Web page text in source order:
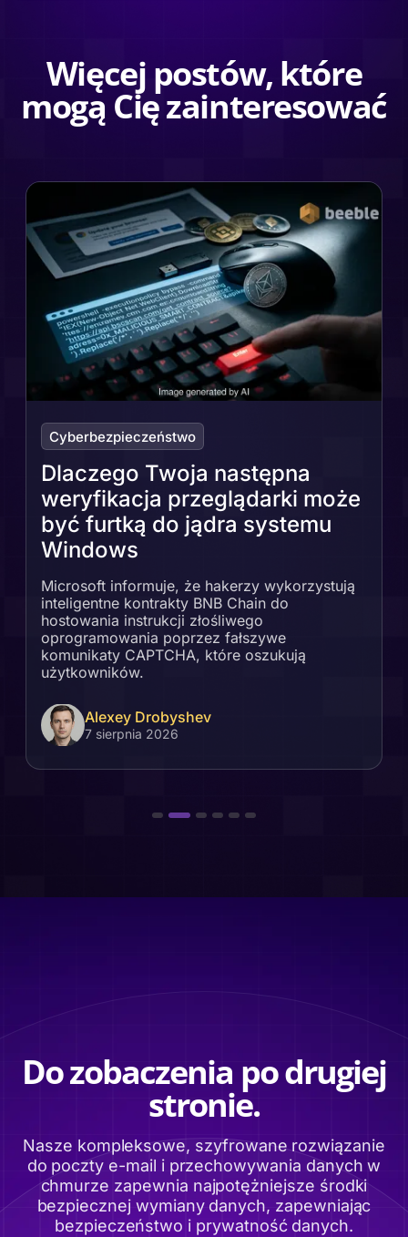
Więcej postów, które
mogą Cię zainteresować
Cyberbezpieczeństwo
Dlaczego Twoja następna
weryfikacja przeglądarki może
być furtką do jądra systemu
Windows
Microsoft informuje, że hakerzy wykorzystują
inteligentne kontrakty BNB Chain do
hostowania instrukcji złośliwego
oprogramowania poprzez fałszywe
komunikaty CAPTCHA, które oszukują
użytkowników.
Alexey Drobyshev
7 sierpnia 2026
Do zobaczenia po drugiej
stronie.
Nasze kompleksowe, szyfrowane rozwiązanie
do poczty e-mail i przechowywania danych w
chmurze zapewnia najpotężniejsze środki
bezpiecznej wymiany danych, zapewniając
bezpieczeństwo i prywatność danych.